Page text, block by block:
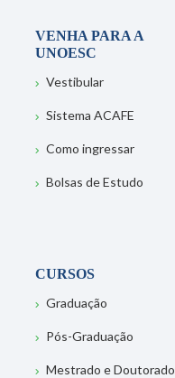
VENHA PARA A
UNOESC
Vestibular
Sistema ACAFE
Como ingressar
Bolsas de Estudo
CURSOS
Graduação
Pós-Graduação
Mestrado e Doutorado